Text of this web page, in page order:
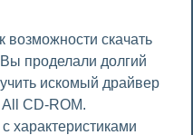
возможности скачать
проделали долгий
искомый драйвер
CD-ROM.
характеристиками